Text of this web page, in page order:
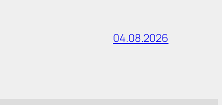
04.08.2026